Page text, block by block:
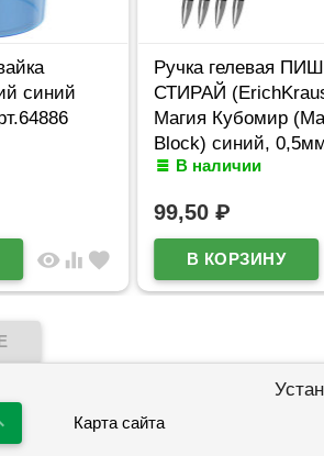
синий
visibility equalizer favorite
Ручка гелевая
СТИРАЙ
Магия Кубомир
Block) синий,
арт.65233
В наличии
99,50 ₽
Карта сайта